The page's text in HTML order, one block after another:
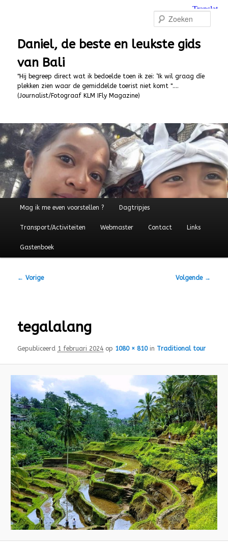
primaire
inhoudDaniel, de beste en leukste gids
van Bali
"Hij begreep direct wat ik bedoelde toen ik zei: ‘Ik wil graag díe
plekken zien waar de gemiddelde toerist niet komt "….
(Journalist/Fotograaf KLM IFly Magazine)
Hoofdmenu
Mag ik me even voorstellen ? Dagtripjes
Transport/Activiteiten Webmaster Contact Links
Gastenboek
Afbeeldingsnavigatie
← Vorige Volgende →
tegalalang
Gepubliceerd 1 februari 2024 op 1080 × 810in Traditional tour